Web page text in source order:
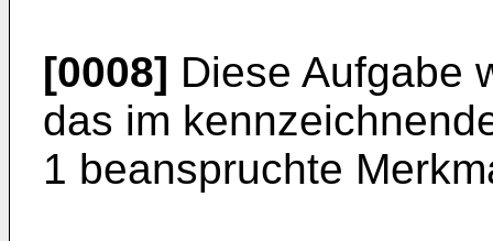
[0008] Diese Aufgabe
das im
1 beanspruchte